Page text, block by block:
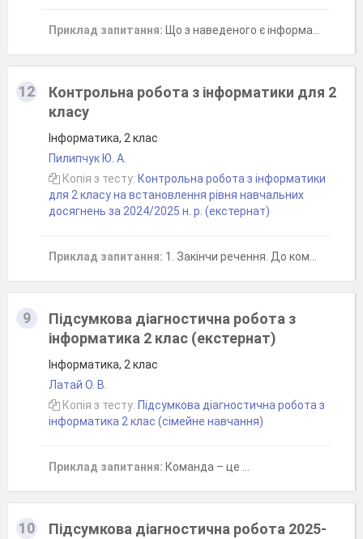
Приклад запитання: Що з наведеного є інформаційними об'єктами?
12
Контрольна робота з інформатики для 2
класу
Інформатика, 2 клас
Пилипчук Ю. А.
Копія з тесту: Контрольна робота з інформатики
для 2 класу на встановлення рівня навчальних
досягнень за 2024/2025 н. р. (екстернат)
Приклад запитання: 1. Закінчи речення. До комп'ютерного класу потрібно заходити ...
9
Підсумкова діагностична робота з
інформатика 2 клас (екстернат)
Інформатика, 2 клас
Латай О. В.
Копія з тесту: Підсумкова діагностична робота з
інформатика 2 клас (сімейне навчання)
Приклад запитання: Команда – це …
10
Підсумкова діагностична робота 2025-